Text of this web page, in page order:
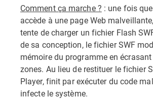
Comment ça marche ? : une fois
accède à une page Web
tente de charger un fichier Flash
de sa conception, le fichier SWF
mémoire du programme en
zones. Au lieu de restituer le fichier
Player, finit par exécuter du code
infecte le système.